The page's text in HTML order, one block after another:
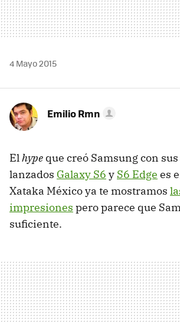
4 Mayo 2015
Emilio Rmn
Elhype que creó Samsung con
lanzados Galaxy S6 y S6 Edge es
Xataka México ya te mostramos
impresiones pero parece que
suficiente.